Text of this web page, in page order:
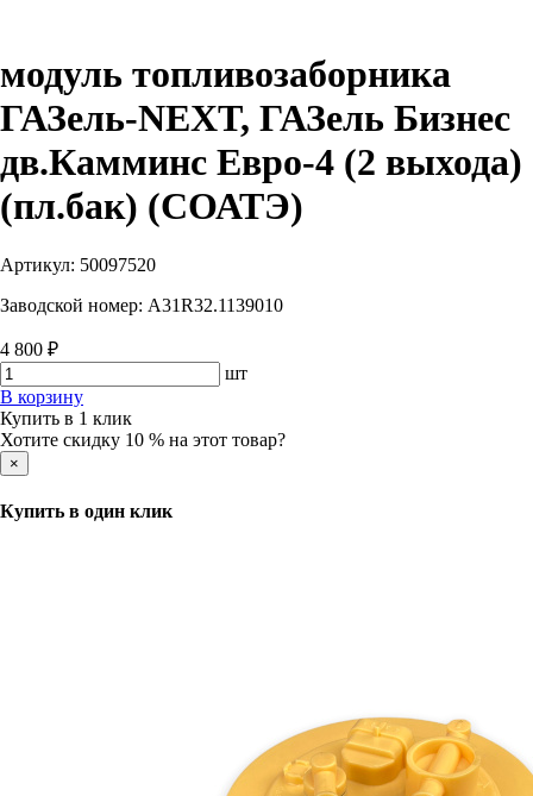
модуль топливозаборника
ГАЗель-NEXT, ГАЗель Бизнес
дв.Камминс Евро-4 (2 выхода)
(пл.бак) (СОАТЭ)
Артикул: 50097520
Заводской номер: A31R32.1139010
4 800 ₽
шт
В корзину
Купить в 1 клик
Хотите скидку 10 % на этот товар?
×
Купить в один клик